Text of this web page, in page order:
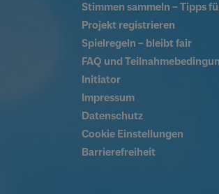
Stimmen sammeln – Tipps
Projekt registrieren
Spielregeln – bleibt fair
FAQ und
Initiator
Impressum
Datenschutz
Cookie Einstellungen
Barrierefreiheit